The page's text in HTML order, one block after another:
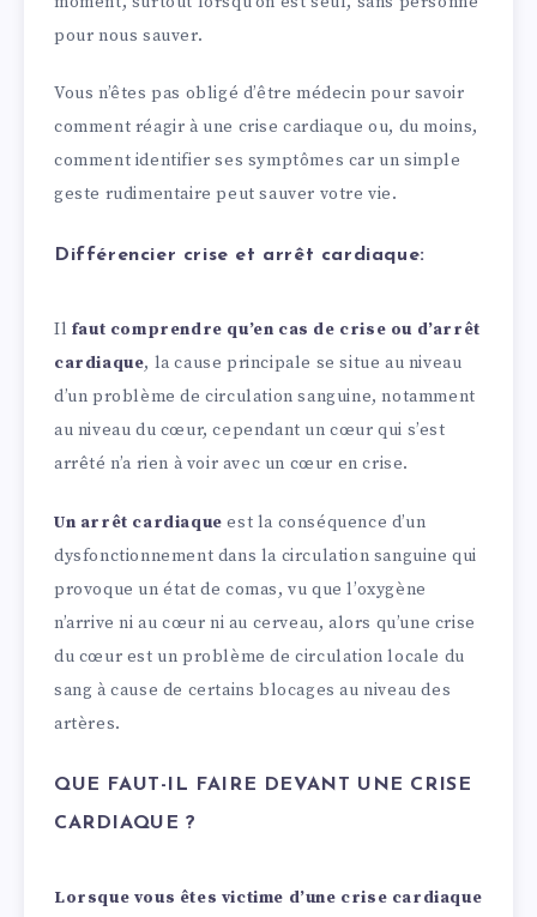
pour nous sauver.
Vous n’êtes pas obligé d’être médecin pour savoir
comment réagir à une crise cardiaque ou, du moins,
comment identifier ses symptômes car un simple
geste rudimentaire peut sauver votre vie.
Différencier crise et arrêt cardiaque:
Il faut comprendre qu’en cas de crise ou d’arrêt
cardiaque, la cause principale se situe au niveau
d’un problème de circulation sanguine, notamment
au niveau du cœur, cependant un cœur qui s’est
arrêté n’a rien à voir avec un cœur en crise.
Un arrêt cardiaque est la conséquence d’un
dysfonctionnement dans la circulation sanguine qui
provoque un état de comas, vu que l’oxygène
n’arrive ni au cœur ni au cerveau, alors qu’une crise
du cœur est un problème de circulation locale du
sang à cause de certains blocages au niveau des
artères.
QUE FAUT-IL FAIRE DEVANT UNE CRISE
CARDIAQUE ?
Lorsque vous êtes victime d’une crise cardiaque